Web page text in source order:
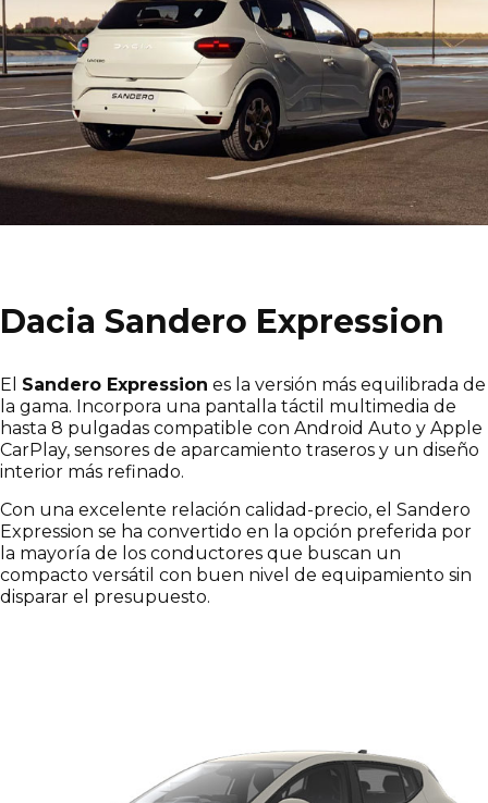
Dacia Sandero Expression
El Sandero Expression es la versión más equilibrada de
la gama. Incorpora una pantalla táctil multimedia de
hasta 8 pulgadas compatible con Android Auto y Apple
CarPlay, sensores de aparcamiento traseros y un diseño
interior más refinado.
Con una excelente relación calidad-precio, el Sandero
Expression se ha convertido en la opción preferida por
la mayoría de los conductores que buscan un
compacto versátil con buen nivel de equipamiento sin
disparar el presupuesto.